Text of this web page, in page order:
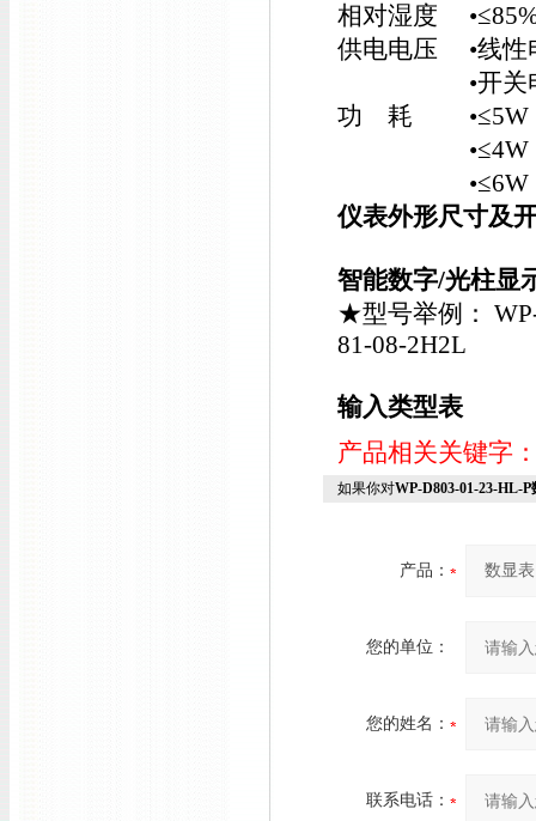
相对湿度 •≤85%
供电电压 •线性
•开关电源
功 耗 •≤5W（
•≤4W（AC /
•≤6W（AC/
仪表外形尺寸及
智能数字/光柱显
★型号举例：
81-08-2H2L
输入类型表
产品相关关键字
如果你对WP-D803-01-23-HL-P
产品：
您的单位：
您的姓名：
联系电话：